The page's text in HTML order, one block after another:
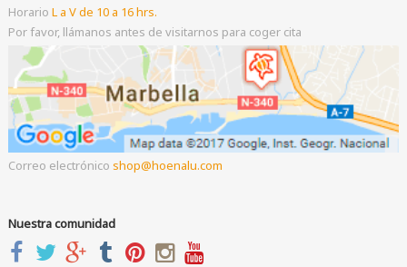
Horario L a V de 10 a 16 hrs.
Por favor, llámanos antes de visitarnos para coger cita
Correo electrónico shop hoenalu.com
Nuestra comunidad